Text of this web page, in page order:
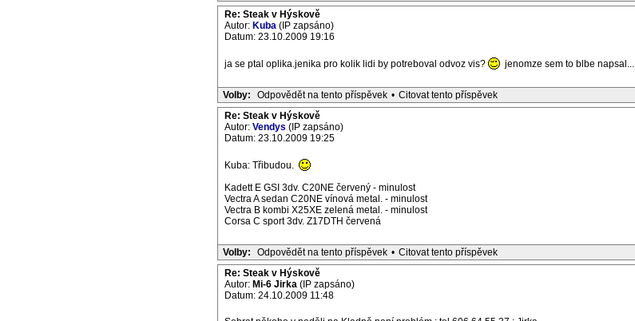
Re: Steak v Hýskově
Autor: Kuba (IP zapsáno)
Datum: 23.10.2009 19:16
ja se ptal oplika.jenika pro kolik lidi by potreboval odvoz vis? jenomze sem to blbe napsal...
Volby: Odpovědět na tento příspěvek • Citovat tento příspěvek
Re: Steak v Hýskově
Autor: Vendys (IP zapsáno)
Datum: 23.10.2009 19:25
Kuba: Třibudou.
Kadett E GSI 3dv. C20NE červený - minulost
Vectra A sedan C20NE vínová metal. - minulost
Vectra B kombi X25XE zelená metal. - minulost
Corsa C sport 3dv. Z17DTH červená
Volby: Odpovědět na tento příspěvek • Citovat tento příspěvek
Re: Steak v Hýskově
Autor: Mi-6 Jirka (IP zapsáno)
Datum: 24.10.2009 11:48